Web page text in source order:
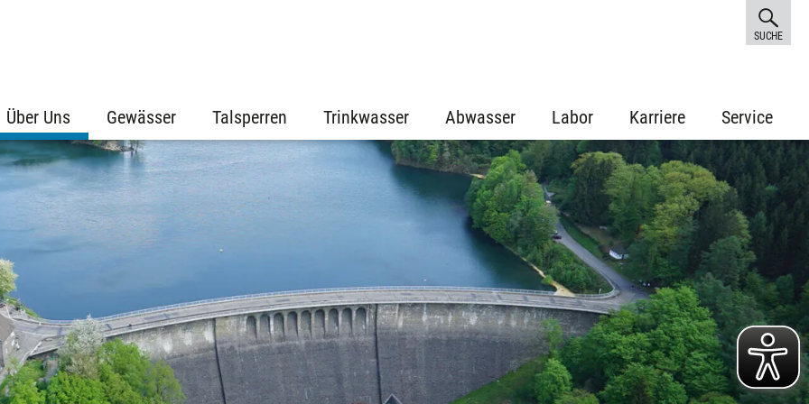
SUCHE
Über Uns Gewässer Talsperren Trinkwasser Abwasser Labor Karriere Service